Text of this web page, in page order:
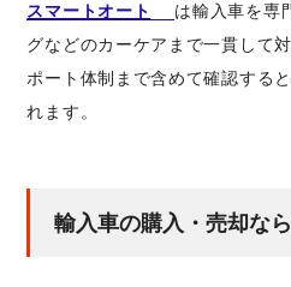
スマートオート
は輸入車を専
グなどのカーケアまで一貫して
ポート体制まで含めて確認する
れます。
輸入車の購入・売却な